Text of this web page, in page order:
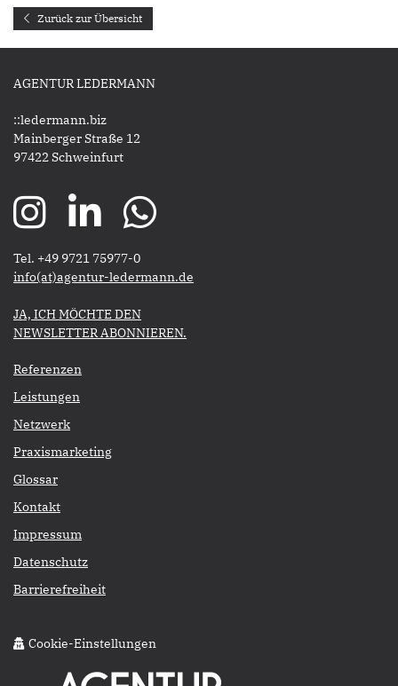
Zurück zur Übersicht
AGENTUR LEDERMANN
::ledermann.biz
Mainberger Straße 12
97422 Schweinfurt
Tel. +49 9721 75977-0
​​​​​​​info(at)agentur-ledermann.de
​​​​​JA, ICH MÖCHTE DEN
NEWSLETTER ABONNIEREN.​​​​​​​
Referenzen
Leistungen
Netzwerk
Praxismarketing
Glossar
Kontakt
Impressum
Datenschutz
Barrierefreiheit
Cookie-Einstellungen